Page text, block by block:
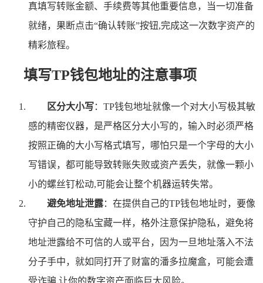
真填写转账金额、手续费等其他重要信息，当一切准备
就绪，果断点击“确认转账”按钮,完成这一次数字资产的
精彩旅程。
填写TP钱包地址的注意事项
区分大小写：TP钱包地址就像一个对大小写极其敏
感的精密仪器，是严格区分大小写的，输入时必须严格
按照正确的大小写格式填写，哪怕只是一个字母的大小
写错误，都可能导致转账失败或资产丢失，就像一颗小
小的螺丝钉松动,可能会让整个机器运转失常。
避免地址泄露：在提供自己的TP钱包地址时，要像
守护自己的隐私宝藏一样，格外注意保护隐私，避免将
地址泄露给不可信的人或平台，因为一旦地址落入不法
分子手中，就如同打开了财富的潘多拉魔盒，可能会遭